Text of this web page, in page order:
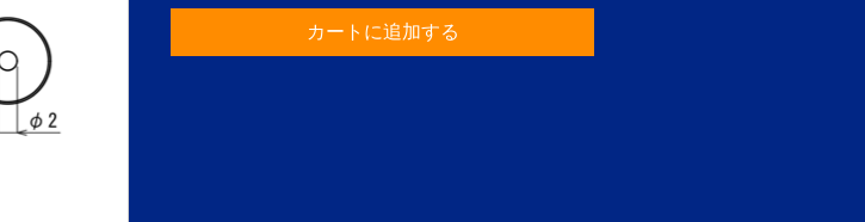
カートに追加する